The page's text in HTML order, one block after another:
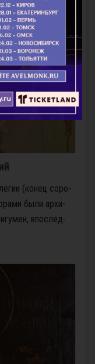
(ко­нец со­ро­
бы­ли ар­хи­
впо­след­